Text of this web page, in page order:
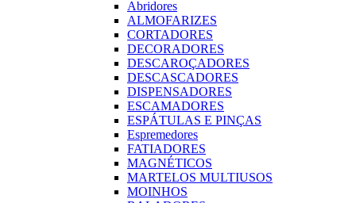
Abridores
ALMOFARIZES
CORTADORES
DECORADORES
DESCAROÇADORES
DESCASCADORES
DISPENSADORES
ESCAMADORES
ESPÁTULAS E PINÇAS
Espremedores
FATIADORES
MAGNÉTICOS
MARTELOS MULTIUSOS
MOINHOS